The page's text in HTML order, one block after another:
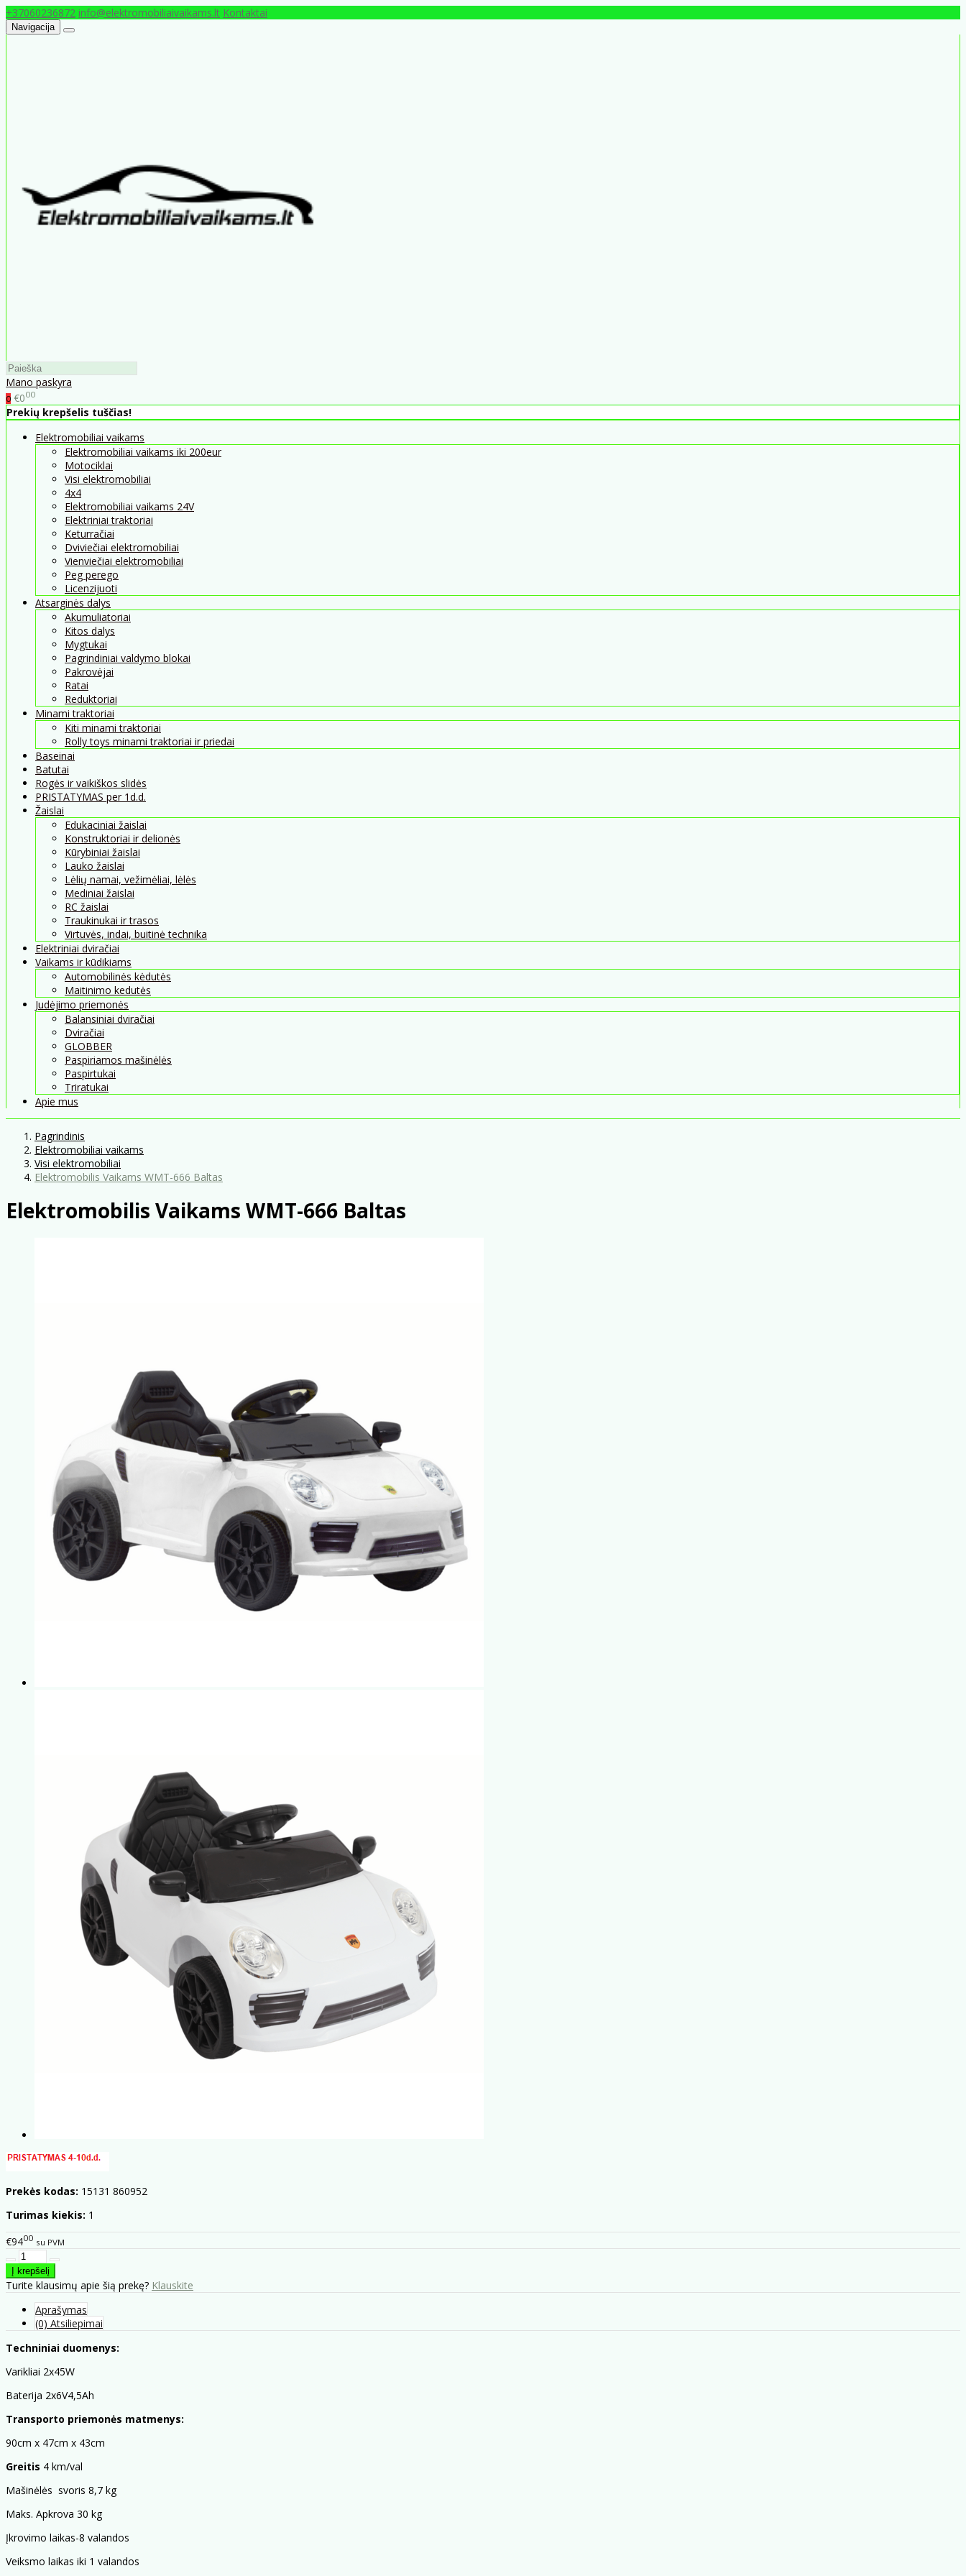
+37060236872 info@elektromobiliaivaikams.lt Kontaktai
Navigacija
Mano paskyra
0 €000
Prekių krepšelis tuščias!
Elektromobiliai vaikams
Elektromobiliai vaikams iki 200eur
Motociklai
Visi elektromobiliai
4x4
Elektromobiliai vaikams 24V
Elektriniai traktoriai
Keturračiai
Dviviečiai elektromobiliai
Vienviečiai elektromobiliai
Peg perego
Licenzijuoti
Atsarginės dalys
Akumuliatoriai
Kitos dalys
Mygtukai
Pagrindiniai valdymo blokai
Pakrovėjai
Ratai
Reduktoriai
Minami traktoriai
Kiti minami traktoriai
Rolly toys minami traktoriai ir priedai
Baseinai
Batutai
Rogės ir vaikiškos slidės
PRISTATYMAS per 1d.d.
Žaislai
Edukaciniai žaislai
Konstruktoriai ir delionės
Kūrybiniai žaislai
Lauko žaislai
Lėlių namai, vežimėliai, lėlės
Mediniai žaislai
RC žaislai
Traukinukai ir trasos
Virtuvės, indai, buitinė technika
Elektriniai dviračiai
Vaikams ir kūdikiams
Automobilinės kėdutės
Maitinimo kedutės
Judėjimo priemonės
Balansiniai dviračiai
Dviračiai
GLOBBER
Paspiriamos mašinėlės
Paspirtukai
Triratukai
Apie mus
Pagrindinis
Elektromobiliai vaikams
Visi elektromobiliai
Elektromobilis Vaikams WMT-666 Baltas
Elektromobilis Vaikams WMT-666 Baltas
Prekės kodas: 15131 860952
Turimas kiekis: 1
€9400 su PVM
Turite klausimų apie šią prekę? Klauskite
Aprašymas
(0) Atsiliepimai
Techniniai duomenys:
Varikliai 2x45W
Baterija 2x6V4,5Ah
Transporto priemonės matmenys:
90cm x 47cm x 43cm
Greitis 4 km/val
Mašinėlės svoris 8,7 kg
Maks. Apkrova 30 kg
Įkrovimo laikas-8 valandos
Veiksmo laikas iki 1 valandos